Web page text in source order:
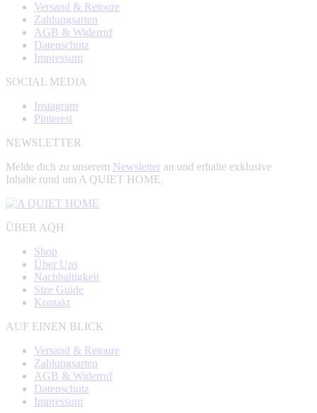
Versand & Retoure
Zahlungsarten
AGB & Widerruf
Datenschutz
Impressum
SOCIAL MEDIA
Instagram
Pinterest
NEWSLETTER
Melde dich zu unserem Newsletter an und erhalte exklusive
Inhalte rund um A QUIET HOME.
ÜBER AQH
Shop
Über Uns
Nachhaltigkeit
Size Guide
Kontakt
AUF EINEN BLICK
Versand & Retoure
Zahlungsarten
AGB & Widerruf
Datenschutz
Impressum